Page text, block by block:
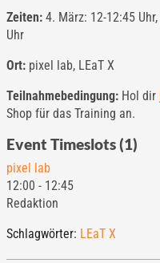
Zeiten:4. März: 12-12:45
Uhr
Ort:pixel lab, LEaT X
Teilnahmebedingung:Hol dir
Shop für das Training an.
Event Timeslots (1)
pixel lab
12:00 - 12:45
Redaktion
Schlagwörter: LEaT X